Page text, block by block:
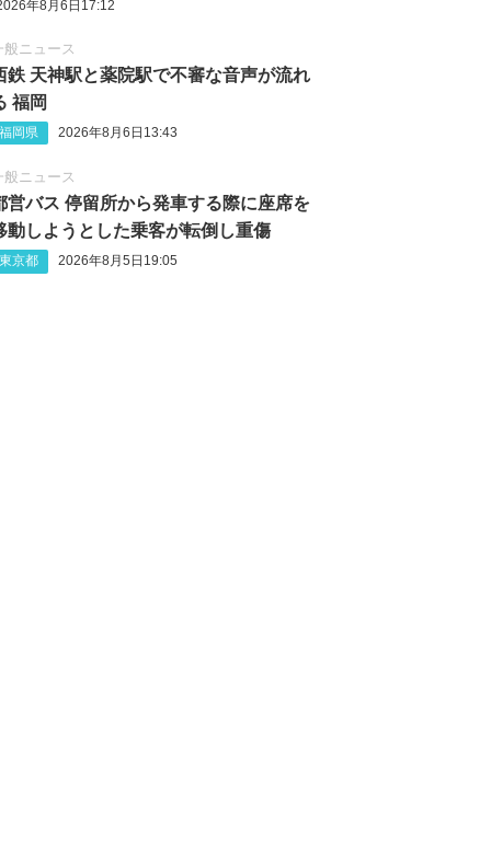
年8月6日17:12
般ニュース
鉄 天神駅と薬院駅で不審な音声が流れ
福岡
福岡県 2026年8月6日13:43
般ニュース
営バス 停留所から発車する際に座席を
動しようとした乗客が転倒し重傷
東京都 2026年8月5日19:05